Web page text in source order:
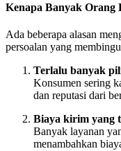
Kenapa Banyak Orang
Ada beberapa alasan
persoalan yang
Terlalu banyak
Konsumen sering
dan reputasi dari
Biaya kirim yang
Banyak layanan
menambahkan